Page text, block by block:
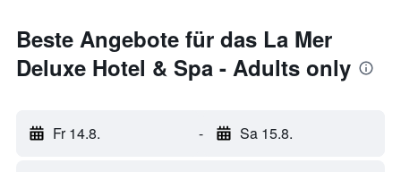
Beste Angebote für das La Mer
Deluxe Hotel & Spa - Adults only
Fr 14.8. - Sa 15.8.